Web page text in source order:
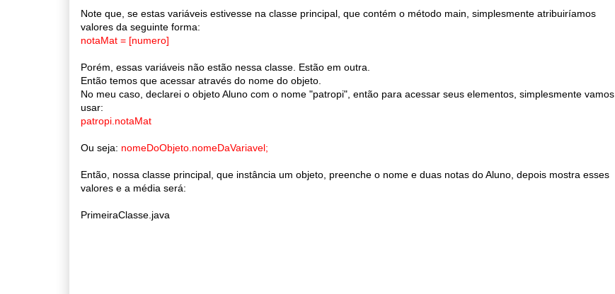
Note que, se estas variáveis estivesse na classe principal, que contém o método main, simplesmente atribuiríamos
valores da seguinte forma:
notaMat = [numero]
Porém, essas variáveis não estão nessa classe. Estão em outra.
Então temos que acessar através do nome do objeto.
No meu caso, declarei o objeto Aluno com o nome "patropi", então para acessar seus elementos, simplesmente vamos
usar:
patropi.notaMat
Ou seja: nomeDoObjeto.nomeDaVariavel;
Então, nossa classe principal, que instância um objeto, preenche o nome e duas notas do Aluno, depois mostra esses
valores e a média será:
PrimeiraClasse.java